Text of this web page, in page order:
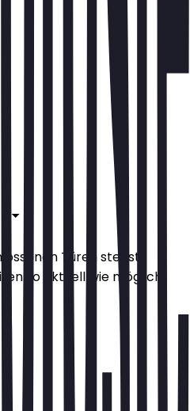
Türen stehst,
so aktuell wie möglich.